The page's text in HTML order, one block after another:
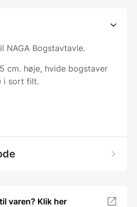
NAGA Bogstavtavle.
cm. høje, hvide bogstaver
i sort filt.
varen? Klik her